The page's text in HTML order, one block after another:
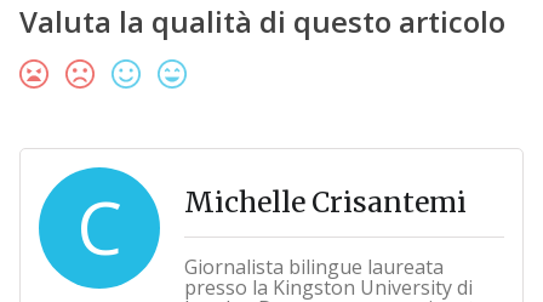
Valuta la qualità di questo articolo
C Michelle Crisantemi
Giornalista bilingue laureata
presso la Kingston University di